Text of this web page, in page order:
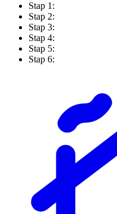
Stap 1:
Stap 2:
Stap 3:
Stap 4:
Stap 5:
Stap 6: